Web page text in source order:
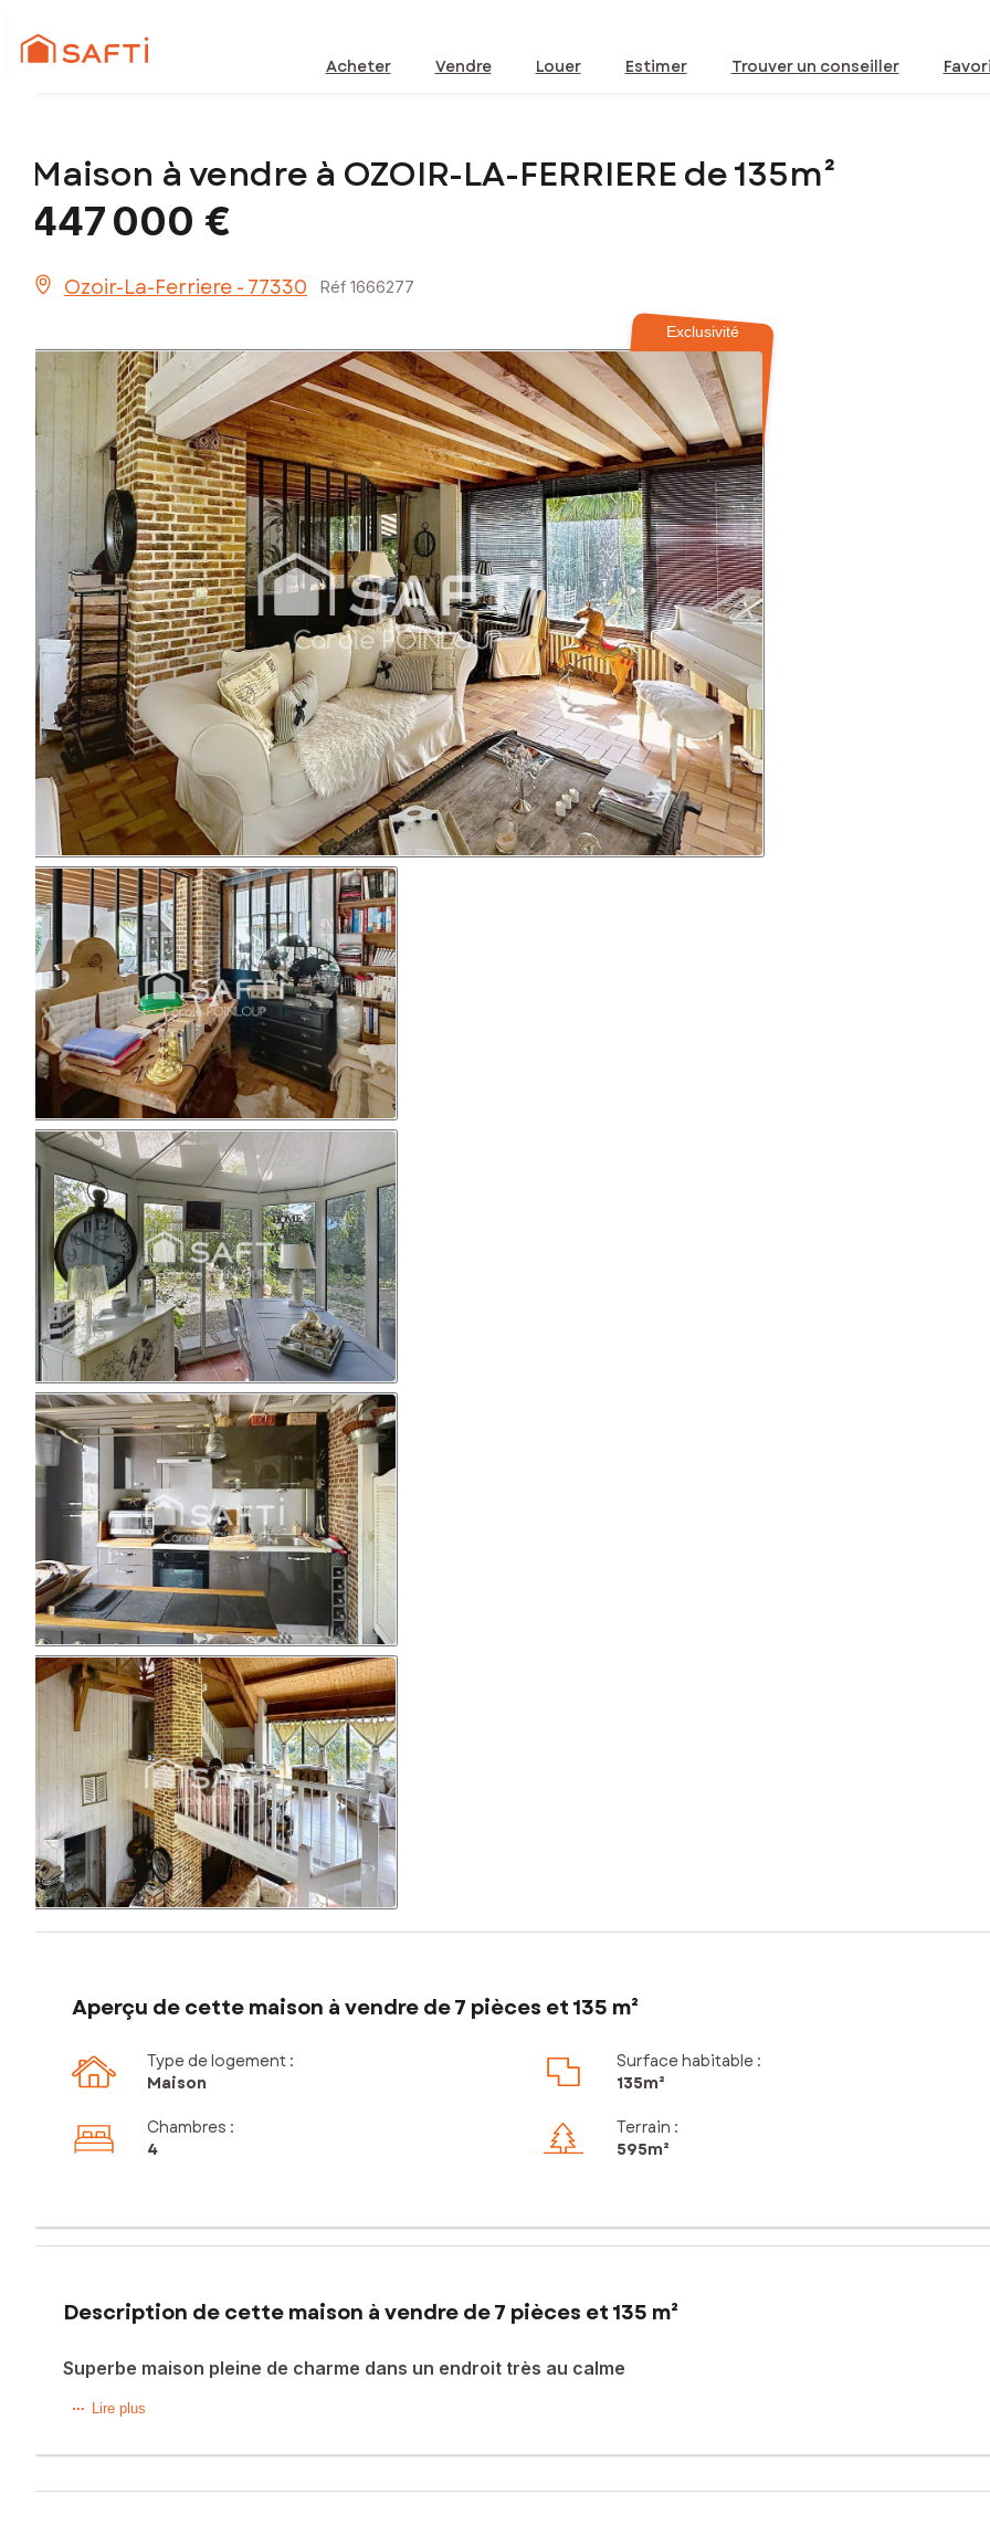
Acheter Vendre Louer Estimer Trouver un conseiller
Maison à vendre à OZOIR-LA-FERRIERE de 135m²
447 000 €
Ozoir-La-Ferriere - 77330 Réf 1666277
Exclusivité
Aperçu de cette maison à vendre de 7 pièces et 135 m²
Type de logement :
Maison
Surface habitable :
135m²
Chambres :
4
Terrain :
595m²
Description de cette maison à vendre de 7 pièces et 135 m²
Superbe maison pleine de charme dans un endroit très au calme
Carole Poinloup SAFTI immobilier vous présente cette charmante maison lumineuse idéalement située proche écoles, centre
aménagé en chambre, d'une salle de bain et d'un toilette indépendant. À l'étage vous trouverez une grande pièce palière
la tonnelle, d'un bain dans le jacuzzi où d'une chaise longue à l'ombre d'un arbre. La maison est vendue avec un box.
Lire plus